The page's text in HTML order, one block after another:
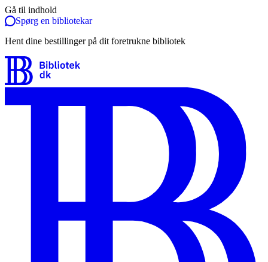
Gå til indhold
Spørg en bibliotekar
Hent dine bestillinger på dit foretrukne bibliotek